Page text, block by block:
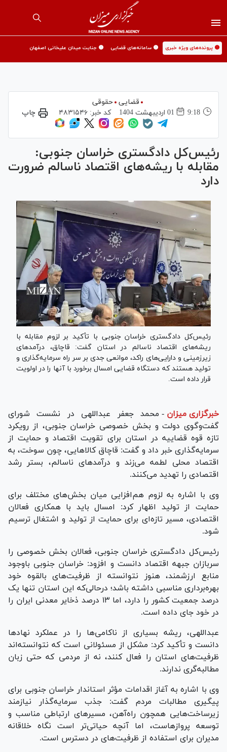
🟡 پرونده‌های ویژه خبری 🟡 سامانه‌های قضایی 🟡 جنایت میدان علیخانی اصفهان
قضایی حقوقی
9:18
01 ارديبهشت 1404 کد خبر: ۴۸۳۱۵۴۶ چاپ
رئیس‌کل دادگستری خراسان جنوبی:
مقابله با ریشه‌های اقتصاد ناسالم ضرورت
دارد
رئیس‌کل دادگستری خراسان جنوبی با تأکید بر لزوم مقابله با
ریشه‌های اقتصاد ناسالم در استان گفت: قاچاق، درآمد‌های
زیرزمینی و دارایی‌های راکد، موانعی جدی بر سر راه سرمایه‌گذاری و
تولید هستند که دستگاه قضایی امسال برخورد با آنها را در اولویت
قرار داده است.
خبرگزاری میزان - محمد جعفر عبداللهی در نشست شورای
گفت‌وگوی دولت و بخش خصوصی خراسان جنوبی، از رویکرد
تازه قوه قضاییه در استان برای تقویت اقتصاد و حمایت از
سرمایه‌گذاری خبر داد و گفت: قاچاق کالاهایی، چون سوخت، به
اقتصاد محلی لطمه می‌زند و درآمد‌های ناسالم، بستر رشد
اقتصادی را تهدید می‌کنند.
وی با اشاره به لزوم هم‌افزایی میان بخش‌های مختلف برای
حمایت از تولید اظهار کرد: امسال باید با همکاری فعالان
اقتصادی، مسیر تازه‌ای برای حمایت از تولید و اشتغال ترسیم
شود.
رئیس‌کل دادگستری خراسان جنوبی، فعالان بخش خصوصی را
سربازان جبهه اقتصاد دانست و افزود: خراسان جنوبی باوجود
منابع ارزشمند، هنوز نتوانسته از ظرفیت‌های بالقوه خود
بهره‌برداری مناسبی داشته باشد؛ درحالی‌که این استان تنها یک
درصد جمعیت کشور را دارد، اما ۱۳ درصد ذخایر معدنی ایران را
در خود جای داده است.
عبداللهی، ریشه بسیاری از ناکامی‌ها را در عملکرد نهاد‌ها
دانست و تأکید کرد: مشکل از مسئولانی است که نتوانسته‌اند
ظرفیت‌های استان را فعال کنند، نه از مردمی که حتی زبان
مطالبه‌گری ندارند.
وی با اشاره به آغاز اقدامات مؤثر استاندار خراسان جنوبی برای
پیگیری مطالبات مردم گفت: جذب سرمایه‌گذار نیازمند
زیرساخت‌هایی همچون راه‌آهن، مسیر‌های ارتباطی مناسب و
توسعه پروازهاست، اما آنچه حیاتی‌تر است نگاه خلاقانه
مدیران برای استفاده از ظرفیت‌های در دسترس است.